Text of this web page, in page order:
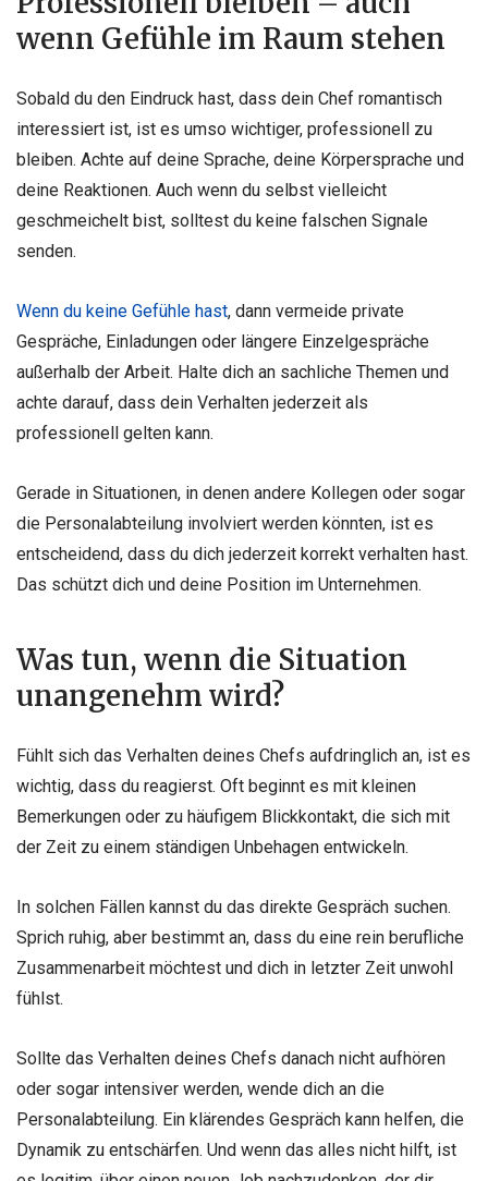
wenn Gefühle im Raum stehen
Sobald du den Eindruck hast, dass dein Chef romantisch
interessiert ist, ist es umso wichtiger, professionell zu
bleiben. Achte auf deine Sprache, deine Körpersprache und
deine Reaktionen. Auch wenn du selbst vielleicht
geschmeichelt bist, solltest du keine falschen Signale
senden.
Wenn du keine Gefühle hast, dann vermeide private
Gespräche, Einladungen oder längere Einzelgespräche
außerhalb der Arbeit. Halte dich an sachliche Themen und
achte darauf, dass dein Verhalten jederzeit als
professionell gelten kann.
Gerade in Situationen, in denen andere Kollegen oder sogar
die Personalabteilung involviert werden könnten, ist es
entscheidend, dass du dich jederzeit korrekt verhalten hast.
Das schützt dich und deine Position im Unternehmen.
Was tun, wenn die Situation
unangenehm wird?
Fühlt sich das Verhalten deines Chefs aufdringlich an, ist es
wichtig, dass du reagierst. Oft beginnt es mit kleinen
Bemerkungen oder zu häufigem Blickkontakt, die sich mit
der Zeit zu einem ständigen Unbehagen entwickeln.
In solchen Fällen kannst du das direkte Gespräch suchen.
Sprich ruhig, aber bestimmt an, dass du eine rein berufliche
Zusammenarbeit möchtest und dich in letzter Zeit unwohl
fühlst.
Sollte das Verhalten deines Chefs danach nicht aufhören
oder sogar intensiver werden, wende dich an die
Personalabteilung. Ein klärendes Gespräch kann helfen, die
Dynamik zu entschärfen. Und wenn das alles nicht hilft, ist